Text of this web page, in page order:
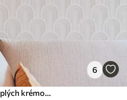
6
Malé oblúkové moduly v teplých krémovo-béžových odtieňoch